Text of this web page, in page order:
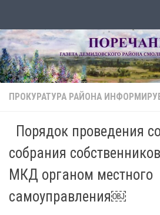
ПРОКУРАТУРА РАЙОНА
Порядок проведения
собрания
МКД органом местного
самоуправления￼